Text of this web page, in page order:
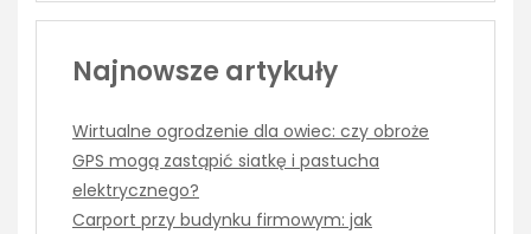
Najnowsze artykuły
Wirtualne ogrodzenie dla owiec: czy obroże
GPS mogą zastąpić siatkę i pastucha
elektrycznego?
Carport przy budynku firmowym: jak